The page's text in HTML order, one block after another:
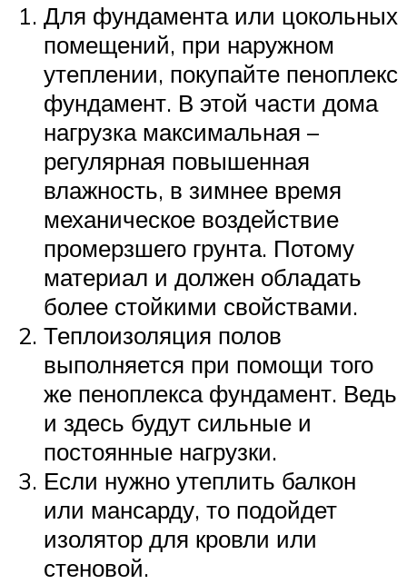
Для фундамента или цокольных
помещений, при наружном
утеплении, покупайте пеноплекс
фундамент. В этой части дома
нагрузка максимальная –
регулярная повышенная
влажность, в зимнее время
механическое воздействие
промерзшего грунта. Потому
материал и должен обладать
более стойкими свойствами.
Теплоизоляция полов
выполняется при помощи того
же пеноплекса фундамент. Ведь
и здесь будут сильные и
постоянные нагрузки.
Если нужно утеплить балкон
или мансарду, то подойдет
изолятор для кровли или
стеновой.